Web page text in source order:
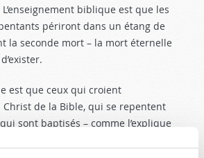
L’enseignement biblique est que les
périront dans un étang de
la seconde mort – la mort éternelle
est que ceux qui croient
de la Bible, qui se repentent
sont baptisés – comme l’explique